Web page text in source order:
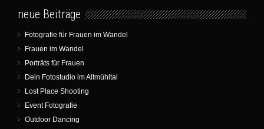
neue Beiträge
Fotografie für Frauen im Wandel
Frauen im Wandel
Porträts für Frauen
Dein Fotostudio im Altmühltal
Lost Place Shooting
Event Fotografie
Outdoor Dancing